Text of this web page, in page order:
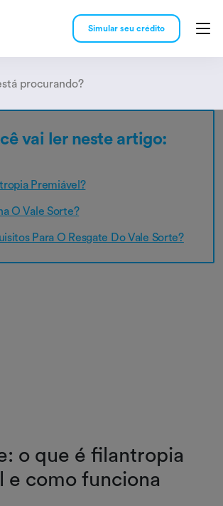
Simular seu crédito
vai ler neste artigo:
Premiável?
O Vale Sorte?
Para O Resgate Do Vale Sorte?
o que é filantropia
e como funciona